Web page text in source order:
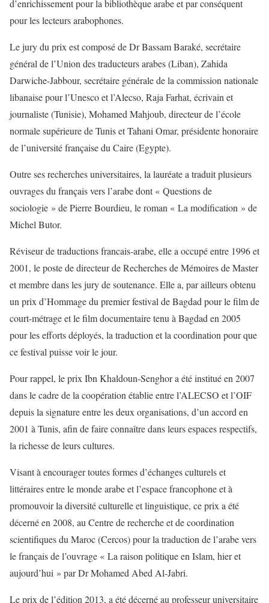
d’enrichissement pour la bibliothèque arabe et par conséquent
pour les lecteurs arabophones.
Le jury du prix est composé de Dr Bassam Baraké, secrétaire
général de l’Union des traducteurs arabes (Liban), Zahida
Darwiche-Jabbour, secrétaire générale de la commission nationale
libanaise pour l’Unesco et l’Alecso, Raja Farhat, écrivain et
journaliste (Tunisie), Mohamed Mahjoub, directeur de l’école
normale supérieure de Tunis et Tahani Omar, présidente honoraire
de l’université française du Caire (Egypte).
Outre ses recherches universitaires, la lauréate a traduit plusieurs
ouvrages du français vers l’arabe dont « Questions de
sociologie » de Pierre Bourdieu, le roman « La modification » de
Michel Butor.
Réviseur de traductions francais-arabe, elle a occupé entre 1996 et
2001, le poste de directeur de Recherches de Mémoires de Master
et membre dans les jury de soutenance. Elle a, par ailleurs obtenu
un prix d’Hommage du premier festival de Bagdad pour le film de
court-métrage et le film documentaire tenu à Bagdad en 2005
pour les efforts déployés, la traduction et la coordination pour que
ce festival puisse voir le jour.
Pour rappel, le prix Ibn Khaldoun-Senghor a été institué en 2007
dans le cadre de la coopération établie entre l’ALECSO et l’OIF
depuis la signature entre les deux organisations, d’un accord en
2001 à Tunis, afin de faire connaître dans leurs espaces respectifs,
la richesse de leurs cultures.
Visant à encourager toutes formes d’échanges culturels et
littéraires entre le monde arabe et l’espace francophone et à
promouvoir la diversité culturelle et linguistique, ce prix a été
décerné en 2008, au Centre de recherche et de coordination
scientifiques du Maroc (Cercos) pour la traduction de l’arabe vers
le français de l’ouvrage « La raison politique en Islam, hier et
aujourd’hui » par Dr Mohamed Abed Al-Jabri.
Le prix de l’édition 2013, a été décerné au professeur universitaire